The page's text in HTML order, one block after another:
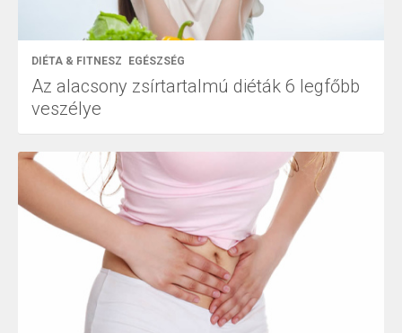
DIÉTA & FITNESZ EGÉSZSÉG
Az alacsony zsírtartalmú diéták 6 legfőbb
veszélye